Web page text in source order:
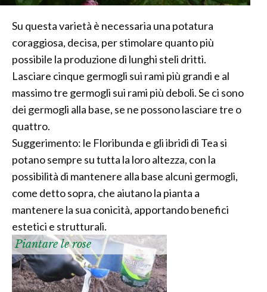
Su questa varietà è necessaria una potatura
coraggiosa, decisa, per stimolare quanto più
possibile la produzione di lunghi steli dritti.
Lasciare cinque germogli sui rami più grandi e al
massimo tre germogli sui rami più deboli. Se ci sono
dei germogli alla base, se ne possono lasciare tre o
quattro.
Suggerimento: le Floribunda e gli ibridi di Tea si
potano sempre su tutta la loro altezza, con la
possibilità di mantenere alla base alcuni germogli,
come detto sopra, che aiutano la pianta a
mantenere la sua conicità, apportando benefici
estetici e strutturali.
Piantare le rose